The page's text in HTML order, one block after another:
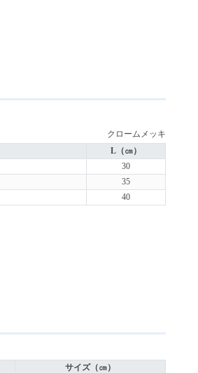
クロームメッキ
L（㎝）
30
35
40
サイズ（㎝）